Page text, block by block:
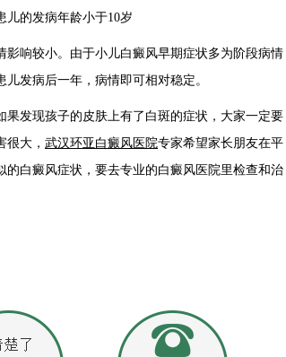
儿的发病年龄小于10岁
响较小。由于小儿白癜风早期症状多为阶段病情
发病后一年，病情即可相对稳定。
果发现孩子的皮肤上有了白斑的症状，大家一定要
大， 武汉环亚白癜风医院专家希望家长朋友在平
白癜风症状，要去专业的白癜风医院里检查和治